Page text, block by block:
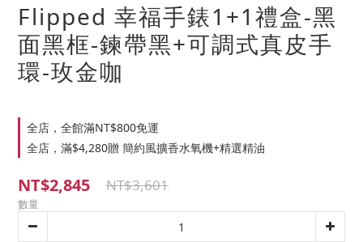
Flipped 幸福手錶1+1禮盒-黑
面黑框-鍊帶黑+可調式真皮手
環-玫金咖
全店，全館滿NT$800免運
全店，滿$4,280贈 簡約風擴香水氧機+精選精油
NT$2,845 NT$3,601
數量